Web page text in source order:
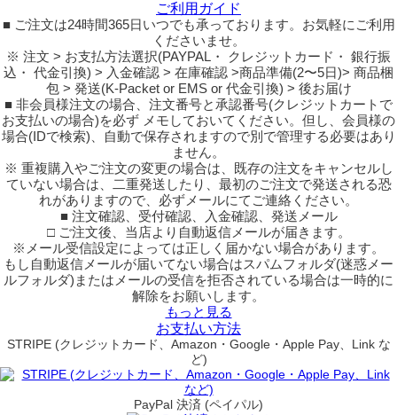
ご利用ガイド
■ ご注文は24時間365日いつでも承っております。お気軽にご利用
くださいませ。
※ 注文 > お支払方法選択(PAYPAL・ クレジットカード・ 銀行振
込・ 代金引換) > 入金確認 > 在庫確認 >商品準備(2〜5日)> 商品梱
包 > 発送(K-Packet or EMS or 代金引換) > 後お届け
■ 非会員様注文の場合、注文番号と承認番号(クレジットカートで
お支払いの場合)を必ず メモしておいてください。但し、会員様の
場合(IDで検索)、自動で保存されますので別で管理する必要はあり
ません。
※ 重複購入やご注文の変更の場合は、既存の注文をキャンセルし
ていない場合は、二重発送したり、最初のご注文で発送される恐
れがありますので、必ずメールにてご連絡ください。
■ 注文確認、受付確認、入金確認、発送メール
□ ご注文後、当店より自動返信メールが届きます。
※メール受信設定によっては正しく届かない場合があります。
もし自動返信メールが届いてない場合はスパムフォルダ(迷惑メー
ルフォルダ)またはメールの受信を拒否されている場合は一時的に
解除をお願いします。
もっと見る
お支払い方法
STRIPE (クレジットカード、Amazon・Google・Apple Pay、Link な
ど)
PayPal 決済 (ペイパル)